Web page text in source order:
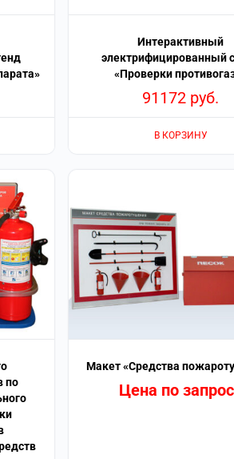
Интерактивный
электрифицированный
«Проверки
91172 руб.
В КОРЗИНУ
по
Макет «Средства
Цена по